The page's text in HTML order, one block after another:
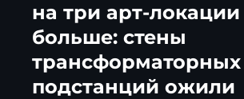
на три арт-локации
больше: стены
трансформаторных
подстанций ожили